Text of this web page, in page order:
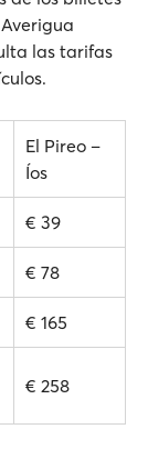
las tarifas
El Pireo –
Íos
€ 39
€ 78
€ 165
€ 258